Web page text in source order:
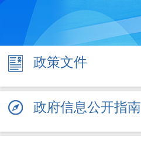
政策文件
政府信息公开指南